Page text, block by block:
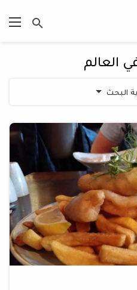
العالم
البحث